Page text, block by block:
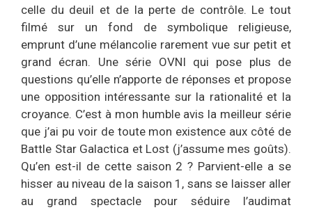
celle du deuil et de la perte de contrôle. Le tout
filmé sur un fond de symbolique religieuse,
emprunt d’une mélancolie rarement vue sur petit et
grand écran. Une série OVNI qui pose plus de
questions qu’elle n’apporte de réponses et propose
une opposition intéressante sur la rationalité et la
croyance. C’est à mon humble avis la meilleur série
que j’ai pu voir de toute mon existence aux côté de
Battle Star Galactica et Lost (j’assume mes goûts).
Qu’en est-il de cette saison 2 ? Parvient-elle a se
hisser au niveau de la saison 1, sans se laisser aller
au grand spectacle pour séduire l’audimat